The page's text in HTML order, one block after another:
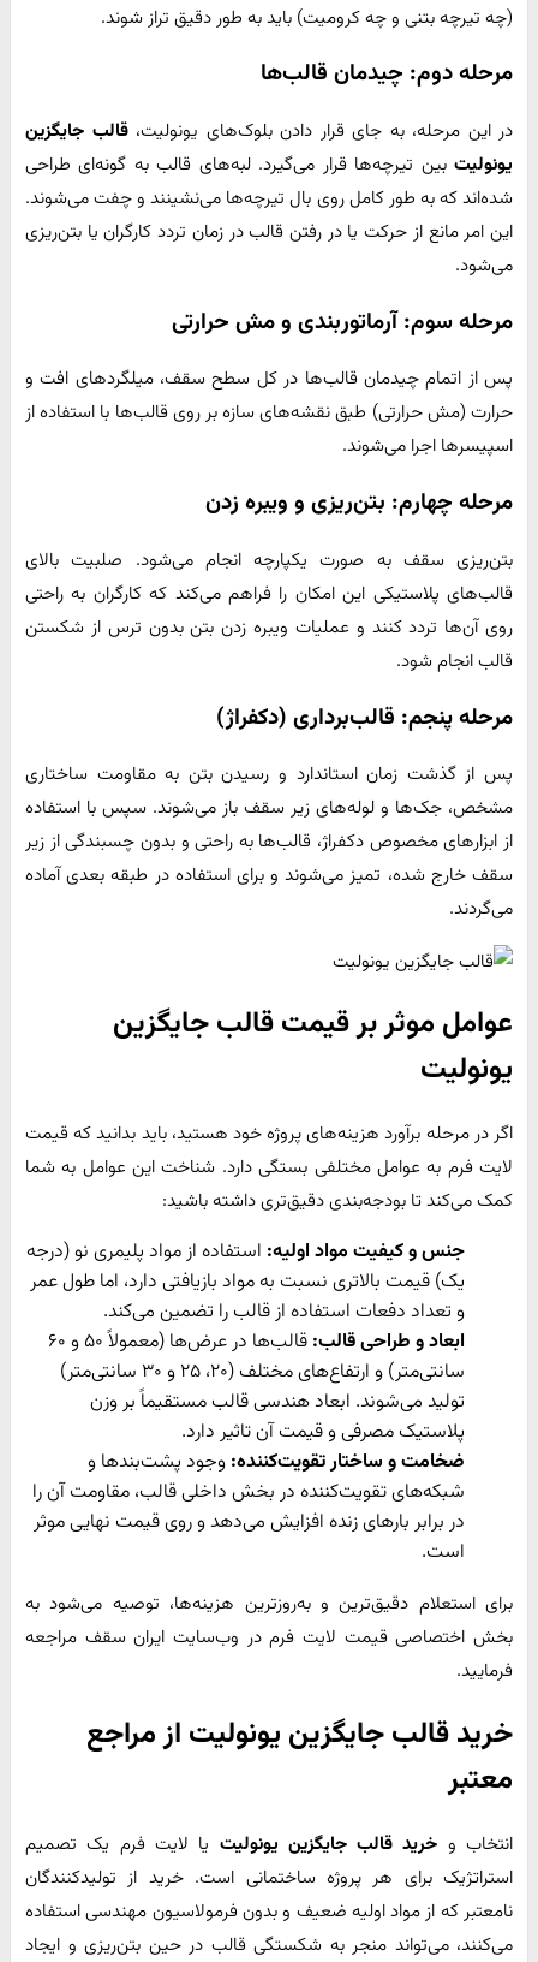
(چه تیرچه بتنی و چه کرومیت) باید به طور دقیق تراز شوند.
مرحله دوم: چیدمان قالب‌ها
در این مرحله، به جای قرار دادن بلوک‌های یونولیت،قالب جایگزین
یونولیت بین تیرچه‌ها قرار می‌گیرد. لبه‌های قالب به گونه‌ای طراحی
شده‌اند که به طور کامل روی بال تیرچه‌ها می‌نشینند و چفت می‌شوند.
این امر مانع از حرکت یا در رفتن قالب در زمان تردد کارگران یا بتن‌ریزی
می‌شود.
مرحله سوم: آرماتوربندی و مش حرارتی
پس از اتمام چیدمان قالب‌ها در کل سطح سقف، میلگردهای افت و
حرارت (مش حرارتی) طبق نقشه‌های سازه بر روی قالب‌ها با استفاده از
اسپیسرها اجرا می‌شوند.
مرحله چهارم: بتن‌ریزی و ویبره زدن
بتن‌ریزی سقف به صورت یکپارچه انجام می‌شود. صلبیت بالای
قالب‌های پلاستیکی این امکان را فراهم می‌کند که کارگران به راحتی
روی آن‌ها تردد کنند و عملیات ویبره زدن بتن بدون ترس از شکستن
قالب انجام شود.
مرحله پنجم: قالب‌برداری (دکفراژ)
پس از گذشت زمان استاندارد و رسیدن بتن به مقاومت ساختاری
مشخص، جک‌ها و لوله‌های زیر سقف باز می‌شوند. سپس با استفاده
از ابزارهای مخصوص دکفراژ، قالب‌ها به راحتی و بدون چسبندگی از زیر
سقف خارج شده، تمیز می‌شوند و برای استفاده در طبقه بعدی آماده
می‌گردند.
عوامل موثر بر قیمت قالب جایگزین
یونولیت
اگر در مرحله برآورد هزینه‌های پروژه خود هستید، باید بدانید که قیمت
لایت فرم به عوامل مختلفی بستگی دارد. شناخت این عوامل به شما
کمک می‌کند تا بودجه‌بندی دقیق‌تری داشته باشید:
جنس و کیفیت مواد اولیه: استفاده از مواد پلیمری نو (درجه
یک) قیمت بالاتری نسبت به مواد بازیافتی دارد، اما طول عمر
و تعداد دفعات استفاده از قالب را تضمین می‌کند.
ابعاد و طراحی قالب:
قالب‌ها در عرض‌ها (معمولاً ۵۰ و ۶۰
سانتی‌متر) و ارتفاع‌های مختلف (۲۰، ۲۵ و ۳۰ سانتی‌متر)
تولید می‌شوند. ابعاد هندسی قالب مستقیماً بر وزن
پلاستیک مصرفی و قیمت آن تاثیر دارد.
ضخامت و ساختار تقویت‌کننده: وجود پشت‌بندها و
شبکه‌های تقویت‌کننده در بخش داخلی قالب، مقاومت آن را
در برابر بارهای زنده افزایش می‌دهد و روی قیمت نهایی موثر
است.
برای استعلام دقیق‌ترین و به‌روزترین هزینه‌ها، توصیه می‌شود به
بخش اختصاصی قیمت لایت فرم در وب‌سایت ایران سقف مراجعه
فرمایید.
خرید قالب جایگزین یونولیت از مراجع
معتبر
انتخاب و خرید قالب جایگزین یونولیت یا لایت فرم یک تصمیم
استراتژیک برای هر پروژه ساختمانی است. خرید از تولیدکنندگان
نامعتبر که از مواد اولیه ضعیف و بدون فرمولاسیون مهندسی استفاده
می‌کنند، می‌تواند منجر به شکستگی قالب در حین بتن‌ریزی و ایجاد